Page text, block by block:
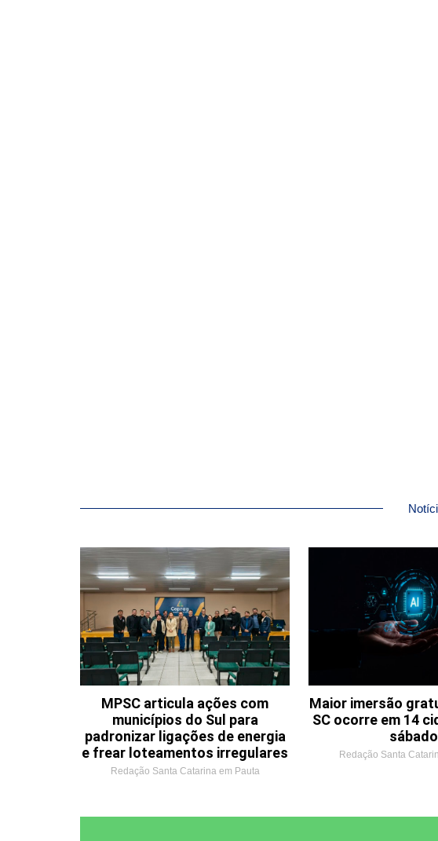
MPSC articula ações com
municípios do Sul para
padronizar ligações de energia
e frear loteamentos irregulares
Redação Santa Catarina em Pauta
Maior imersão
SC ocorre em 14
sábado
Redação Santa